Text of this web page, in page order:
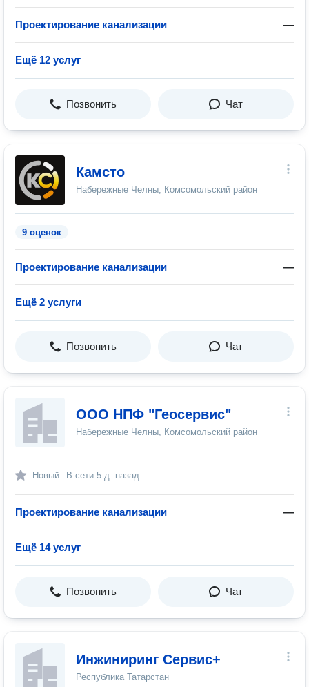
Проектирование канализации —
Ещё 12 услуг
Позвонить Чат
Камсто
Набережные Челны, Комсомольский район
9 оценок
Проектирование канализации —
Ещё 2 услуги
Позвонить Чат
ООО НПФ "Геосервис"
Набережные Челны, Комсомольский район
Новый В сети 5 д. назад
Проектирование канализации —
Ещё 14 услуг
Позвонить Чат
Инжиниринг Сервис+
Республика Татарстан